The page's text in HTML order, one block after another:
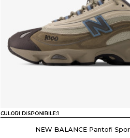
CULORI DISPONIBILE:1
NEW BALANCE Pantofi